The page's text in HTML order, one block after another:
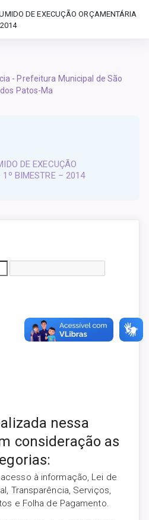
DE EXECUÇÃO ORÇAMENTÁRIA
DE EXECUÇÃO
1º BIMESTRE – 2014
nessa
consideração as
à informação, Lei de
Transparência, Serviços,
e Folha de Pagamento.